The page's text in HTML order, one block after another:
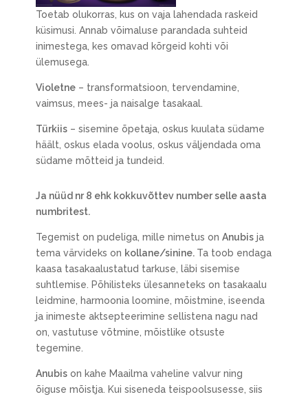
Toetab olukorras, kus on vaja lahendada raskeid
küsimusi. Annab võimaluse parandada suhteid
inimestega, kes omavad kõrgeid kohti või
ülemusega.
Violetne– transformatsioon, tervendamine,
vaimsus, mees- ja naisalge tasakaal.
Türkiis– sisemine õpetaja, oskus kuulata südame
häält, oskus elada voolus, oskus väljendada oma
südame mõtteid ja tundeid.
Ja nüüd nr 8 ehk kokkuvõttev number selle aasta
numbritest.
Tegemist on pudeliga, mille nimetus on Anubisja
tema värvideks on kollane/sinine. Ta toob endaga
kaasa tasakaalustatud tarkuse, läbi sisemise
suhtlemise. Põhilisteks ülesanneteks on tasakaalu
leidmine, harmoonia loomine, mõistmine, iseenda
ja inimeste aktsepteerimine sellistena nagu nad
on, vastutuse võtmine, mõistlike otsuste
tegemine.
Anubison kahe Maailma vaheline valvur ning
õiguse mõistja. Kui siseneda teispoolsusesse, siis